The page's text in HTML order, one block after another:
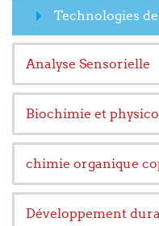
Technologies
Analyse Sensorielle
Biochimie et
chimie organique
Développement